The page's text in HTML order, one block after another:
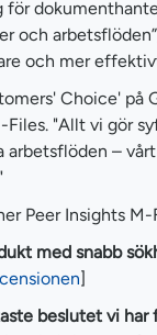
för
och
och mer
Choice'
"Allt vi gör
–
Peer Insights
med snabb
]
beslutet vi